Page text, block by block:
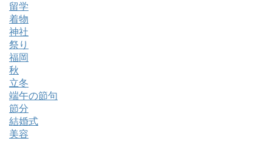
留学
着物
神社
祭り
福岡
秋
立冬
端午の節句
節分
結婚式
美容